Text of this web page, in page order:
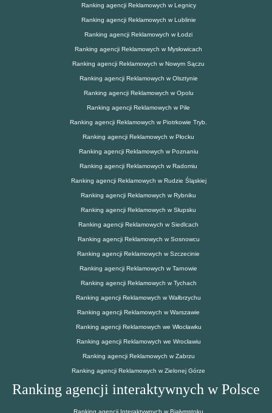
Ranking agencji Reklamowych w Legnicy
Ranking agencji Reklamowych w Lublinie
Ranking agencji Reklamowych w Łodzi
Ranking agencji Reklamowych w Mysłowicach
Ranking agencji Reklamowych w Nowym Sączu
Ranking agencji Reklamowych w Olsztynie
Ranking agencji Reklamowych w Opolu
Ranking agencji Reklamowych w Pile
Ranking agencji Reklamowych w Piotrkowie Tryb.
Ranking agencji Reklamowych w Płocku
Ranking agencji Reklamowych w Poznaniu
Ranking agencji Reklamowych w Radomiu
Ranking agencji Reklamowych w Rudzie Śląskiej
Ranking agencji Reklamowych w Rybniku
Ranking agencji Reklamowych w Słupsku
Ranking agencji Reklamowych w Siedlcach
Ranking agencji Reklamowych w Sosnowcu
Ranking agencji Reklamowych w Szczecinie
Ranking agencji Reklamowych w Tarnowie
Ranking agencji Reklamowych w Tychach
Ranking agencji Reklamowych w Wałbrzychu
Ranking agencji Reklamowych w Warszawie
Ranking agencji Reklamowych we Włocławku
Ranking agencji Reklamowych we Wrocławiu
Ranking agencji Reklamowych w Zabrzu
Ranking agencji Reklamowych w Zielonej Górze
Ranking agencji interaktywnych w Polsce
Ranking agencji Interaktywnych w Białymstoku